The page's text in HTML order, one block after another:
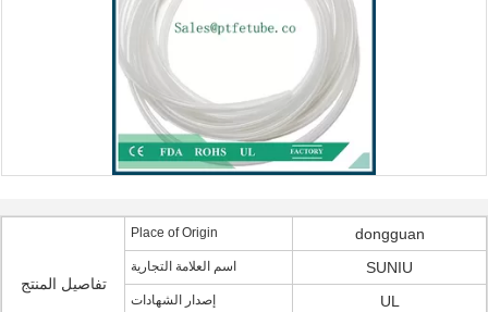
تفاصيل المنتج
Place of Origin dongguan
اسم العلامة التجارية SUNIU
إصدار الشهادات UL